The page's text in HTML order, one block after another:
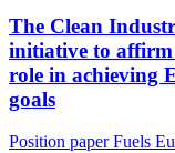
The Clean
initiative to affirm
role in achieving
goals
Position paper Fuels